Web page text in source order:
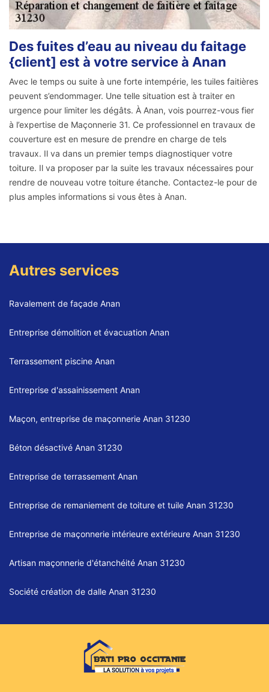
Des fuites d’eau au niveau du faitage
{client] est à votre service à Anan
Avec le temps ou suite à une forte intempérie, les tuiles faitières
peuvent s’endommager. Une telle situation est à traiter en
urgence pour limiter les dégâts. À Anan, vois pourrez-vous fier
à l’expertise de Maçonnerie 31. Ce professionnel en travaux de
couverture est en mesure de prendre en charge de tels
travaux. Il va dans un premier temps diagnostiquer votre
toiture. Il va proposer par la suite les travaux nécessaires pour
rendre de nouveau votre toiture étanche. Contactez-le pour de
plus amples informations si vous êtes à Anan.
Autres services
Ravalement de façade Anan
Entreprise démolition et évacuation Anan
Terrassement piscine Anan
Entreprise d'assainissement Anan
Maçon, entreprise de maçonnerie Anan 31230
Béton désactivé Anan 31230
Entreprise de terrassement Anan
Entreprise de remaniement de toiture et tuile Anan 31230
Entreprise de maçonnerie intérieure extérieure Anan 31230
Artisan maçonnerie d'étanchéité Anan 31230
Société création de dalle Anan 31230